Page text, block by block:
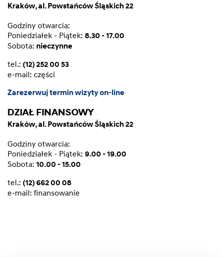
Kraków, al. Powstańców Śląskich 22
Godziny otwarcia:
Poniedziałek - Piątek: 8.30 - 17.00
Sobota: nieczynne
tel.: (12) 252 00 53
e-mail: części
Zarezerwuj termin wizyty on-line
DZIAŁ FINANSOWY
Kraków, al. Powstańców Śląskich 22
Godziny otwarcia:
Poniedziałek - Piątek: 9.00 - 19.00
Sobota: 10.00 - 15.00
tel.: (12) 662 00 08
e-mail: finansowanie